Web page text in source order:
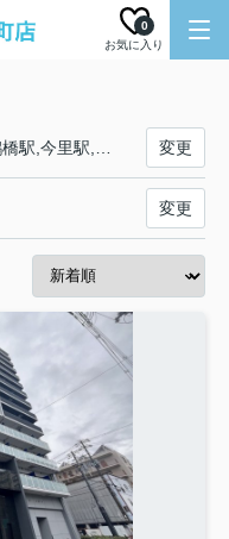
お気に入り
0
変更
変更